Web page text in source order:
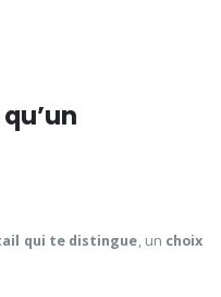
qui te distingue, un choix